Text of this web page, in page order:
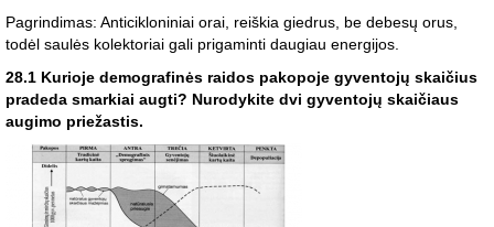
Pagrindimas: Anticikloniniai orai, reiškia giedrus, be debesų orus,
todėl saulės kolektoriai gali prigaminti daugiau energijos.
28.1 Kurioje demografinės raidos pakopoje gyventojų skaičius
pradeda smarkiai augti? Nurodykite dvi gyventojų skaičiaus
augimo priežastis.